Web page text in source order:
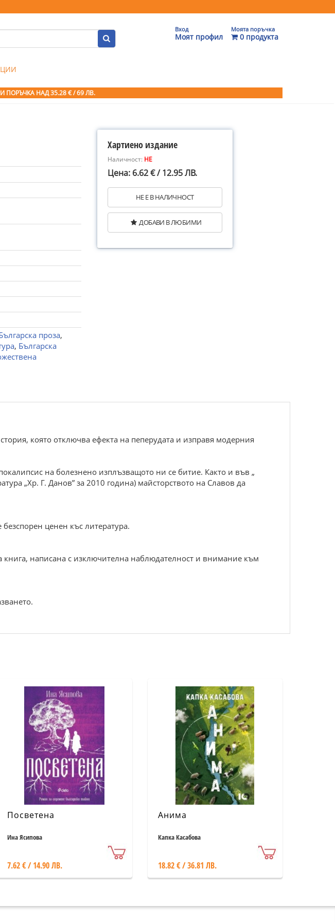
Вход
Моят профил
Моята поръчка
0 продукта
ПОРЪЧКА НАД 35.28 € / 69 ЛВ.
проза,
, Българска
Хартиено издание
Наличност: НЕ
Цена: 6.62 € / 12.95 ЛВ.
НЕ Е В НАЛИЧНОСТ
ДОБАВИ В ЛЮБИМИ
която отключва ефекта на пеперудата и изправя модерния
на болезнено изплъзващото ни се битие. Както и във „
„Хр. Г. Данов” за 2010 година) майсторството на Славов да
ценен къс литература.
книга, написана с изключителна наблюдателност и внимание към
Посветена
Ина Ясипова
7.62 € / 14.90 ЛВ.
Анима
Капка Касабова
18.82 € / 36.81 ЛВ.